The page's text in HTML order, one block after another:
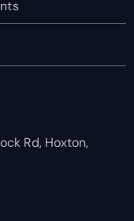
Rd, Hoxton,